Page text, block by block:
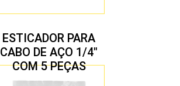
ESTICADOR PARA
CABO DE AÇO 1/4″
COM 5 PEÇAS